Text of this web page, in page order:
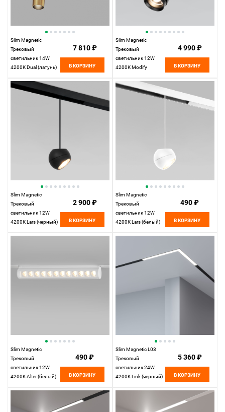
Slim Magnetic
Трековый
светильник 14W
4200K Dual (латунь)
Elektrostandard
7 810 ₽
В КОРЗИНУ
Slim Magnetic
Трековый
светильник 12W
4200K Modify
Elektrostandard
4 990 ₽
В КОРЗИНУ
Slim Magnetic
Трековый
светильник 12W
4200K Lars (черный)
2 900 ₽
В КОРЗИНУ
Slim Magnetic
Трековый
светильник 12W
4200K Lars (белый)
490 ₽
В КОРЗИНУ
Slim Magnetic
Трековый
светильник 12W
4200K Alter (белый)
490 ₽
В КОРЗИНУ
Slim Magnetic L03
Трековый
светильник 24W
4200K Link (черный)
5 360 ₽
В КОРЗИНУ